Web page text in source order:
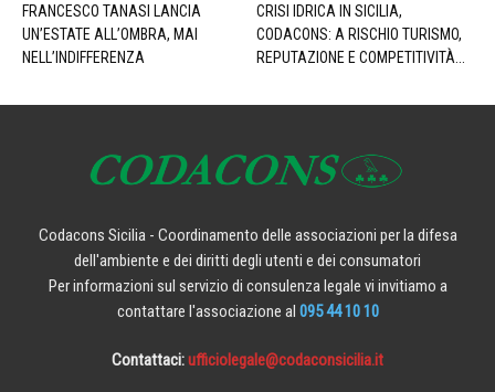
FRANCESCO TANASI LANCIA
UN’ESTATE ALL’OMBRA, MAI
NELL’INDIFFERENZA
CRISI IDRICA IN SICILIA,
CODACONS: A RISCHIO TURISMO,
REPUTAZIONE E COMPETITIVITÀ...
Codacons Sicilia - Coordinamento delle associazioni per la difesa
dell'ambiente e dei diritti degli utenti e dei consumatori
Per informazioni sul servizio di consulenza legale vi invitiamo a
contattare l'associazione al 095 44 10 10
Contattaci:ufficiolegale@codaconsicilia.it